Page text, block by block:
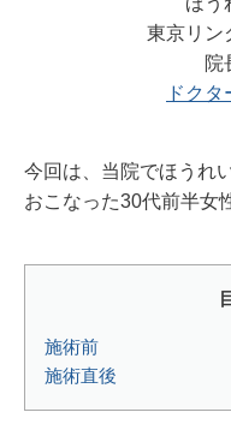
東京リン
ドク
今回は、当院でほうれ
おこなった30代前半女
施術前
施術直後